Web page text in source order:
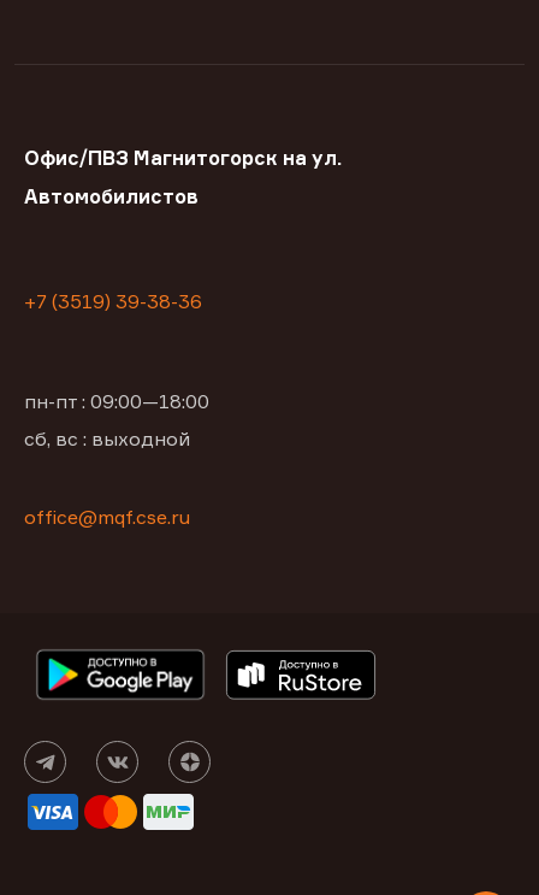
Офис/ПВЗ Магнитогорск на ул.
Автомобилистов
+7 (3519) 39-38-36
пн-пт : 09:00—18:00
сб, вс : выходной
office@mqf.cse.ru